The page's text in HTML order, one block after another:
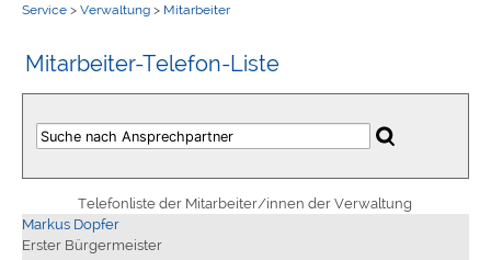
Service> Verwaltung> Mitarbeiter
Mitarbeiter-Telefon-Liste
Telefonliste der Mitarbeiter/innen der Verwaltung
Markus Dopfer
Erster Bürgermeister